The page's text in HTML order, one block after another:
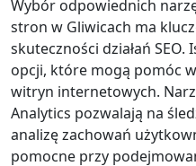
Wybór odpowiednich
stron w Gliwicach ma
skuteczności działań
opcji, które mogą pomóc
witryn internetowych.
Analytics pozwalają na
analizę zachowań
pomocne przy